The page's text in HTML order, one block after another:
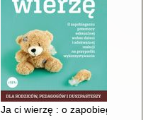
Ja ci wierzę : o zapobieganiu